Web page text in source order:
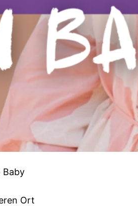
Baby
Ort